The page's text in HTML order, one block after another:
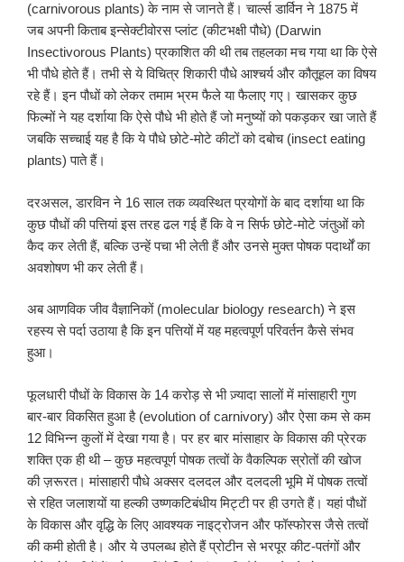
(carnivorous plants) के नाम से जानते हैं। चार्ल्स डार्विन ने 1875 में
जब अपनी किताब इन्सेक्टीवोरस प्लांट (कीटभक्षी पौधे) (Darwin
Insectivorous Plants) प्रकाशित की थी तब तहलका मच गया था कि ऐसे
भी पौधे होते हैं। तभी से ये विचित्र शिकारी पौधे आश्चर्य और कौतूहल का विषय
रहे हैं। इन पौधों को लेकर तमाम भ्रम फैले या फैलाए गए। खासकर कुछ
फिल्मों ने यह दर्शाया कि ऐसे पौधे भी होते हैं जो मनुष्यों को पकड़कर खा जाते हैं
जबकि सच्चाई यह है कि ये पौधे छोटे-मोटे कीटों को दबोच (insect eating
plants) पाते हैं।
दरअसल, डारविन ने 16 साल तक व्यवस्थित प्रयोगों के बाद दर्शाया था कि
कुछ पौधों की पत्तियां इस तरह ढल गई हैं कि वे न सिर्फ छोटे-मोटे जंतुओं को
कैद कर लेती हैं, बल्कि उन्हें पचा भी लेती हैं और उनसे मुक्त पोषक पदार्थों का
अवशोषण भी कर लेती हैं।
अब आणविक जीव वैज्ञानिकों (molecular biology research) ने इस
रहस्य से पर्दा उठाया है कि इन पत्तियों में यह महत्वपूर्ण परिवर्तन कैसे संभव
हुआ।
फूलधारी पौधों के विकास के 14 करोड़ से भी ज़्यादा सालों में मांसाहारी गुण
बार-बार विकसित हुआ है (evolution of carnivory) और ऐसा कम से कम
12 विभिन्न कुलों में देखा गया है। पर हर बार मांसाहार के विकास की प्रेरक
शक्ति एक ही थी – कुछ महत्वपूर्ण पोषक तत्वों के वैकल्पिक स्रोतों की खोज
की ज़रूरत। मांसाहारी पौधे अक्सर दलदल और दलदली भूमि में पोषक तत्वों
से रहित जलाशयों या हल्की उष्णकटिबंधीय मिट्टी पर ही उगते हैं। यहां पौधों
के विकास और वृद्धि के लिए आवश्यक नाइट्रोजन और फॉस्फोरस जैसे तत्वों
की कमी होती है। और ये उपलब्ध होते हैं प्रोटीन से भरपूर कीट-पतंगों और